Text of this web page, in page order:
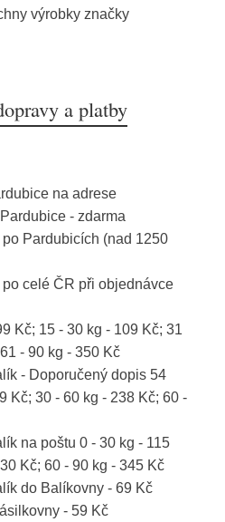
výrobky značky
a platby
na adrese
- zdarma
Pardubicích (nad 1250
celé ČR při objednávce
Kč; 15 - 30 kg - 109 Kč; 31
- 90 kg - 350 Kč
- Doporučený dopis 54
Kč; 30 - 60 kg - 238 Kč; 60 -
na poštu 0 - 30 kg - 115
Kč; 60 - 90 kg - 345 Kč
do Balíkovny - 69 Kč
- 59 Kč